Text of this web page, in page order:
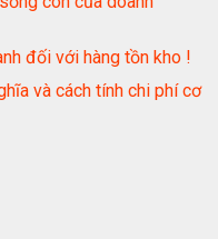
đối với hàng tồn kho !
và cách tính chi phí cơ